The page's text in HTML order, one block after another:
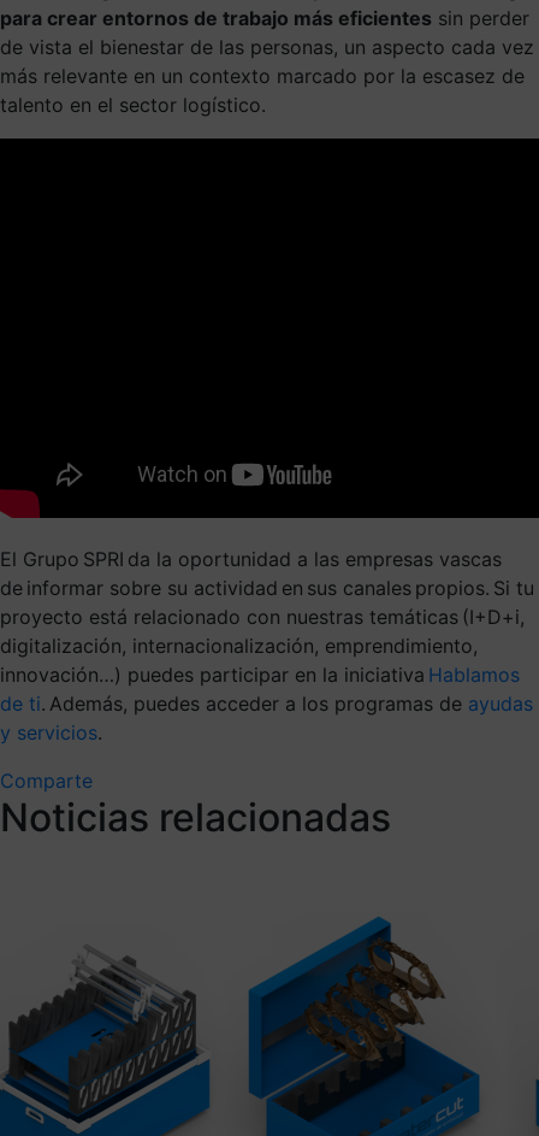
para crear entornos de trabajo más eficientes sin perder
de vista el bienestar de las personas, un aspecto cada vez
más relevante en un contexto marcado por la escasez de
talento en el sector logístico.
El Grupo SPRI da la oportunidad a las empresas vascas
de informar sobre su actividad en sus canales propios. Si tu
proyecto está relacionado con nuestras temáticas (I+D+i,
digitalización, internacionalización, emprendimiento,
innovación…) puedes participar en la iniciativa Hablamos
de ti. Además, puedes acceder a los programas de ayudas
y servicios.
Comparte
Noticias relacionadas